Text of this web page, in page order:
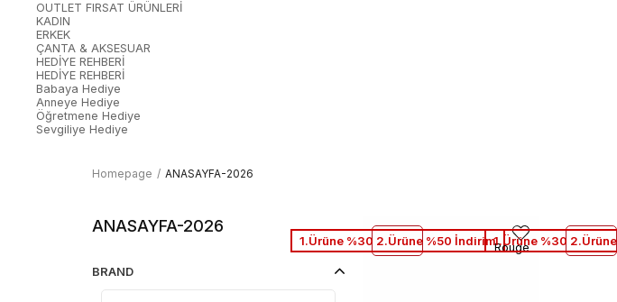
OUTLET FIRSAT ÜRÜNLERİ
KADIN
ERKEK
ÇANTA & AKSESUAR
HEDİYE REHBERİ
HEDİYE REHBERİ
Babaya Hediye
Anneye Hediye
Öğretmene Hediye
Sevgiliye Hediye
Homepage ANASAYFA-2026
ANASAYFA-2026
BRAND
1.Ürüne %30 2.Ürüne %50 İndirimRouge
1.Ürüne %30